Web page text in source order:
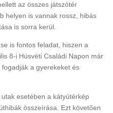
az összes játszótér
helyen is vannak rossz, hibás
is sorra kerül.
is fontos feladat, hiszen a
8-i Húsvéti Családi Napon már
a gyerekeket és
esetében a kátyútérkép
összeírása. Ezt követően